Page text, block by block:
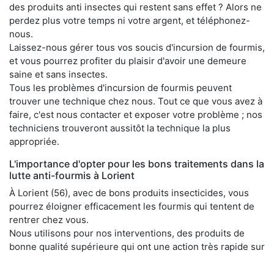
des produits anti insectes qui restent sans effet ? Alors ne
perdez plus votre temps ni votre argent, et téléphonez-
nous.
Laissez-nous gérer tous vos soucis d'incursion de fourmis,
et vous pourrez profiter du plaisir d'avoir une demeure
saine et sans insectes.
Tous les problèmes d'incursion de fourmis peuvent
trouver une technique chez nous. Tout ce que vous avez à
faire, c'est nous contacter et exposer votre problème ; nos
techniciens trouveront aussitôt la technique la plus
appropriée.
L'importance d'opter pour les bons traitements dans la
lutte anti-fourmis à Lorient
À Lorient (56), avec de bons produits insecticides, vous
pourrez éloigner efficacement les fourmis qui tentent de
rentrer chez vous.
Nous utilisons pour nos interventions, des produits de
bonne qualité supérieure qui ont une action très rapide sur